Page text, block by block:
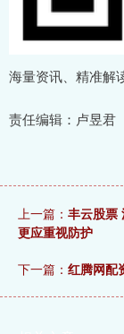
海量资讯、精准解
责任编辑：卢昱君
上一篇： 丰云股票
更应重视防护
下一篇： 红腾网配